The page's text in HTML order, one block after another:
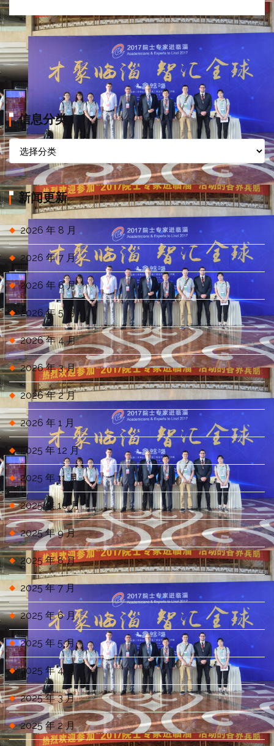
信息分类
信
息
分
类新闻更新
2026 年 8 月
2026 年 7 月
2026 年 6 月
2026 年 5 月
2026 年 4 月
2026 年 3 月
2026 年 2 月
2026 年 1 月
2025 年 12 月
2025 年 11 月
2025 年 10 月
2025 年 9 月
2025 年 8 月
2025 年 7 月
2025 年 6 月
2025 年 5 月
2025 年 4 月
2025 年 3 月
2025 年 2 月